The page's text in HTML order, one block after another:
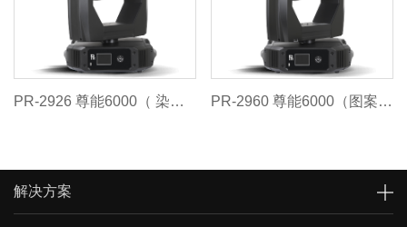
PR-2926 尊能6000（ 染色 / 切割灯 1400W） PR-2960 尊能6000（图案灯 2000W）
解决方案